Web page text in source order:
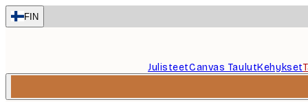
Skip
to
FIN
JulisteetCanvas TaulutKehykset